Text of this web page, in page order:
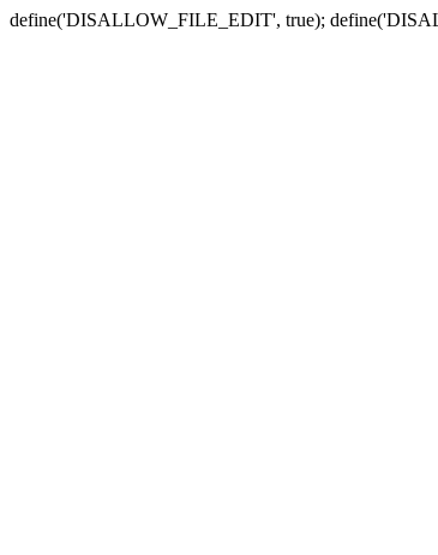
define('DISALLOW_FILE_EDIT', true);